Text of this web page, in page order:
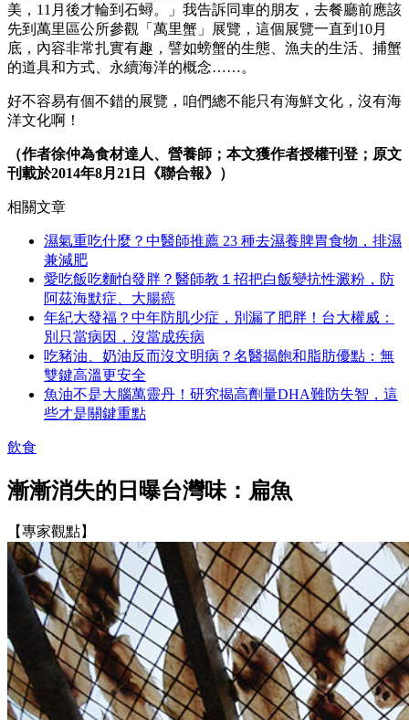
美，11月後才輪到石蟳。」我告訴同車的朋友，去餐廳前應該
先到萬里區公所參觀「萬里蟹」展覽，這個展覽一直到10月
底，內容非常扎實有趣，譬如螃蟹的生態、漁夫的生活、捕蟹
的道具和方式、永續海洋的概念……。
好不容易有個不錯的展覽，咱們總不能只有海鮮文化，沒有海
洋文化啊！
（作者徐仲為食材達人、營養師；本文獲作者授權刊登；原文
刊載於2014年8月21日《聯合報》）
相關文章
濕氣重吃什麼？中醫師推薦 23 種去濕養脾胃食物，排濕
兼減肥
愛吃飯吃麵怕發胖？醫師教１招把白飯變抗性澱粉，防
阿茲海默症、大腸癌
年紀大發福？中年防肌少症，別漏了肥胖！台大權威：
別只當病因，沒當成疾病
吃豬油、奶油反而沒文明病？名醫揭飽和脂肪優點：無
雙鍵高溫更安全
魚油不是大腦萬靈丹！研究揭高劑量DHA難防失智，這
些才是關鍵重點
飲食
漸漸消失的日曝台灣味：扁魚
【專家觀點】